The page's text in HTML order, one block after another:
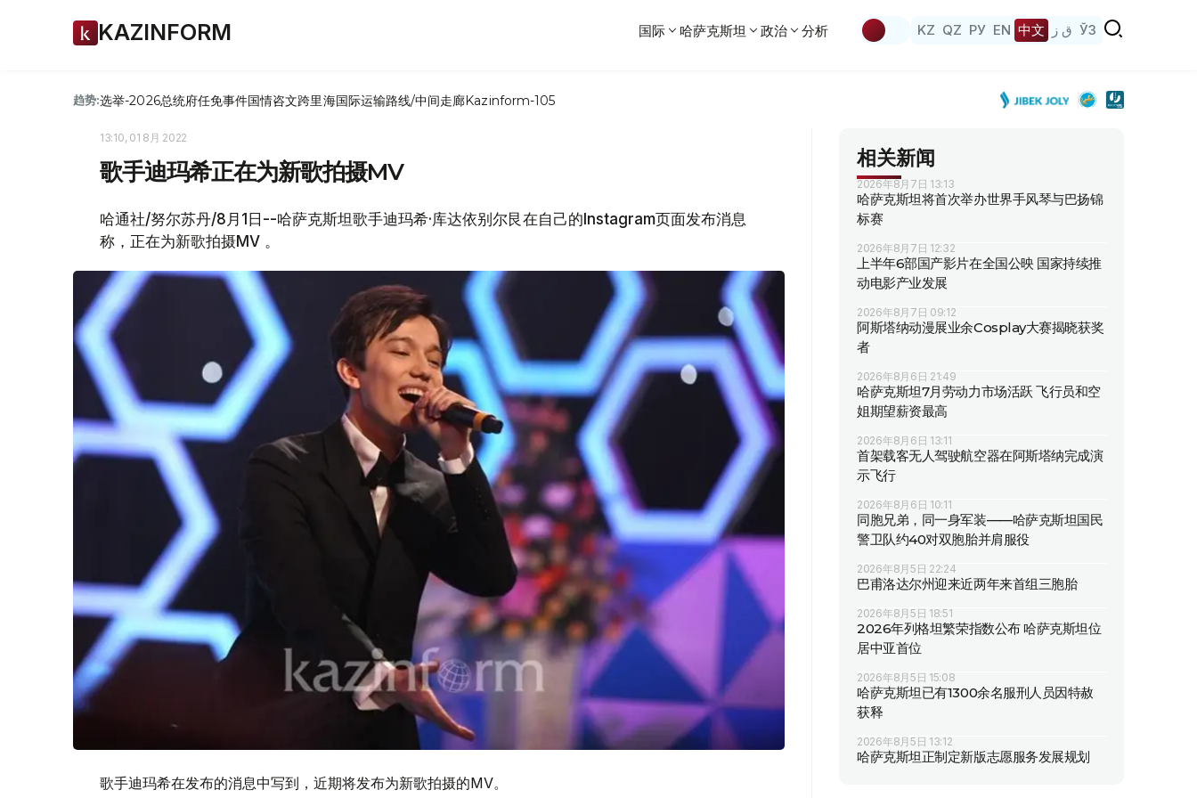
KAZINFORM 国际 哈萨克斯坦 政治 分析 KZ QZ РУ EN 中文 ق ز ЎЗ
趋势:选举-2026总统府任免事件国情咨文跨里海国际运输路线/中间走廊Kazinform-105
13:10, 01 8月 2022
歌手迪玛希正在为新歌拍摄MV
哈通社/努尔苏丹/8月1日--哈萨克斯坦歌手迪玛希·库达依别尔艮在自己的Instagram页面发布消息
称，正在为新歌拍摄MV 。
歌手迪玛希在发布的消息中写到，近期将发布为新歌拍摄的MV。
相关新闻
2026年8月7日 13:13
哈萨克斯坦将首次举办世界手风琴与巴扬锦
标赛
2026年8月7日 12:32
上半年6部国产影片在全国公映 国家持续推
动电影产业发展
2026年8月7日 09:12
阿斯塔纳动漫展业余Cosplay大赛揭晓获奖
者
2026年8月6日 21:49
哈萨克斯坦7月劳动力市场活跃 飞行员和空
姐期望薪资最高
2026年8月6日 13:11
首架载客无人驾驶航空器在阿斯塔纳完成演
示飞行
2026年8月6日 10:11
同胞兄弟，同一身军装——哈萨克斯坦国民
警卫队约40对双胞胎并肩服役
2026年8月5日 22:24
巴甫洛达尔州迎来近两年来首组三胞胎
2026年8月5日 18:51
2026年列格坦繁荣指数公布 哈萨克斯坦位
居中亚首位
2026年8月5日 15:08
哈萨克斯坦已有1300余名服刑人员因特赦
获释
2026年8月5日 13:12
哈萨克斯坦正制定新版志愿服务发展规划